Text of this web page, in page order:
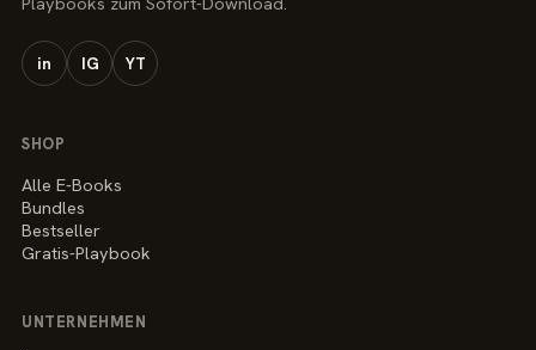
in IG YT
SHOP
Alle E-Books
Bundles
Bestseller
Gratis-Playbook
UNTERNEHMEN